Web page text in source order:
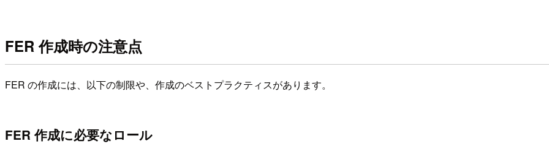
FER 作成時の注意点
FER の作成には、以下の制限や、作成のベストプラクティスがあります。
FER 作成に必要なロール